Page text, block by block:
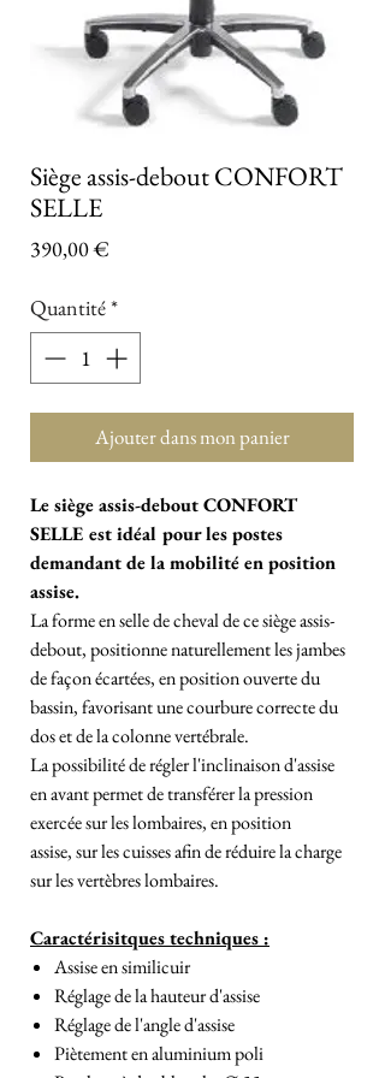
Siège assis-debout CONFORT
SELLE
390,00 €
Quantité*
Ajouter dans mon panier
Le siège assis-debout CONFORT
SELLE est idéal pour les postes
demandant de la mobilité en position
assise.
La forme en selle de cheval de ce siège assis-
debout, positionne naturellement les jambes
de façon écartées, en position ouverte du
bassin, favorisant une courbure correcte du
dos et de la colonne vertébrale.
La possibilité de régler l'inclinaison d'assise
en avant permet de transférer la pression
exercée sur les lombaires, en position
assise, sur les cuisses afin de réduire la charge
sur les vertèbres lombaires.
Caractérisitques techniques :
Assise en similicuir
Réglage de la hauteur d'assise
Réglage de l'angle d'assise
Piètement en aluminium poli